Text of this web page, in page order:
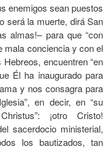
enemigos sean puestos
será la muerte, dirá San
almas!– para que “con
mala conciencia y con el
encuentren “en
Él ha inaugurado para
y nos consagra para
en decir, en “su
¡otro Cristo!
sacerdocio ministerial,
los bautizados, tan